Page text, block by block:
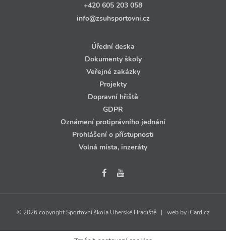
+420 605 203 058
info@zsuhsportovni.cz
Úřední deska
Dokumenty školy
Veřejné zakázky
Projekty
Dopravní hřiště
GDPR
Oznámení protiprávního jednání
Prohlášení o přístupnosti
Volná místa, inzeráty
© 2026 copyright Sportovní škola Uherské Hradiště | web by iCard.cz